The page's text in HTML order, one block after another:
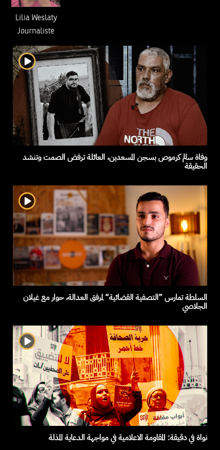
Lilia Weslaty
Journaliste
وفاة سالم كرموص بسجن المسعدين، العائلة ترفض الصمت وتنشد
الحقيقة
السلطة تمارس ”التصفية القضائية“ لمرفق العدالة، حوار مع غيلان
الجلاصي
نواة في دقيقة: المقاومة الاعلامية في مواجهة الدعاية المذلة